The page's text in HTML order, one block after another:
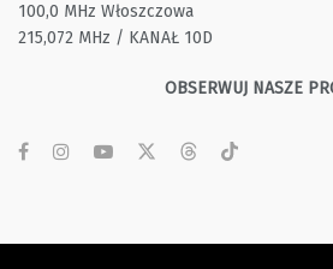
100,0 MHz Włoszczowa
215,072 MHz / KANAŁ 10D
OBSERWUJ NASZE